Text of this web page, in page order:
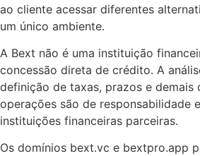
ao cliente acessar diferentes
um único ambiente.
A Bext não é uma instituição
concessão direta de crédito. A
definição de taxas, prazos e demais
operações são de responsabilidade
instituições financeiras parceiras.
Os domínios bext.vc e bextpro.app